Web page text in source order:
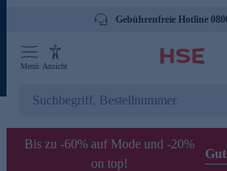
Gebührenfreie Hotline
Menü Ansicht
Bis zu -60% auf Mode und -20%
on top!